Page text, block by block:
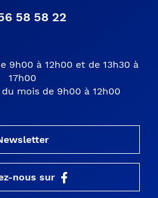
58 58 22
9h00 à 12h00 et de 13h30 à
17h00
mois de 9h00 à 12h00
nous sur